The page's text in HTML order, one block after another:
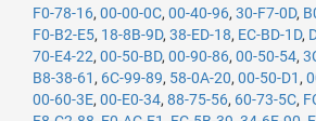
F0-78-16, 00-00-0C, 00-40-96, 30-F7-0D,
F0-B2-E5, 18-8B-9D, 38-ED-18, EC-BD-1D,
70-E4-22, 00-50-BD, 00-90-86, 00-50-54,
B8-38-61 , 6C-99-89, 58-0A-20, 00-50-D1 ,
00-60-3E, 00-E0-34, 88-75-56, 60-73-5C,